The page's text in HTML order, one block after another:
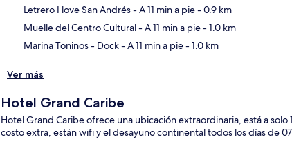
Letrero I love San Andrés- A 11 min a pie- 0.9 km
Muelle del Centro Cultural- A 11 min a pie- 1.0 km
Marina Toninos - Dock- A 11 min a pie- 1.0 km
Ver más
Hotel Grand Caribe
Hotel Grand Caribe ofrece una ubicación extraordinaria, está a
costo extra, están wifi y el desayuno continental todos los días de